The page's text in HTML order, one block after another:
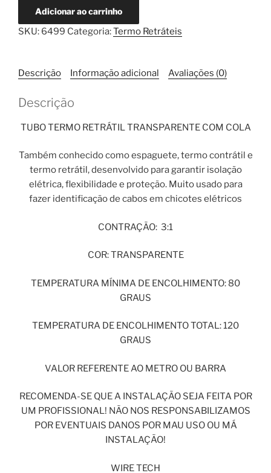
Adicionar ao carrinho
SKU: 6499 Categoria:Termo Retráteis
Descrição Informação adicional Avaliações (0)
Descrição
TUBO TERMO RETRÁTIL TRANSPARENTE COM COLA
Também conhecido como espaguete, termo contrátil e
termo retrátil, desenvolvido para garantir isolação
elétrica, flexibilidade e proteção. Muito usado para
fazer identificação de cabos em chicotes elétricos
CONTRAÇÃO: 3:1
COR: TRANSPARENTE
TEMPERATURA MÍNIMA DE ENCOLHIMENTO: 80
GRAUS
TEMPERATURA DE ENCOLHIMENTO TOTAL: 120
GRAUS
VALOR REFERENTE AO METRO OU BARRA
RECOMENDA-SE QUE A INSTALAÇÃO SEJA FEITA POR
UM PROFISSIONAL! NÃO NOS RESPONSABILIZAMOS
POR EVENTUAIS DANOS POR MAU USO OU MÁ
INSTALAÇÃO!
WIRE TECH